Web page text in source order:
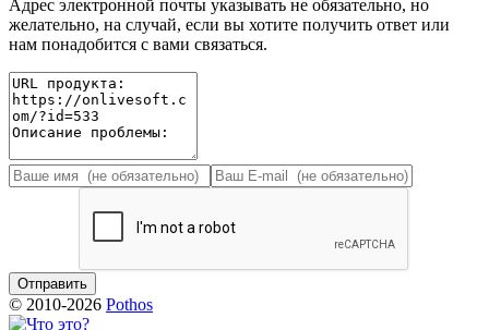
Адрес электронной почты указывать не обязательно, но
желательно, на случай, если вы хотите получить ответ или
нам понадобится с вами связаться.
© 2010-2026 Pothos